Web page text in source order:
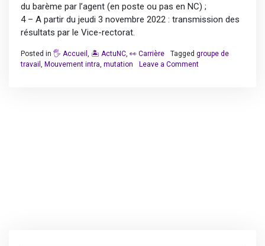
du barème par l’agent (en poste ou pas en NC) ;
4 – A partir du jeudi 3 novembre 2022 : transmission des
résultats par le Vice-rectorat.
Posted in 🖐️ Accueil 🏝️ ActuNC 👀 Carrière Tagged groupe de
travail
Mouvement intra mutation Leave a Commenton